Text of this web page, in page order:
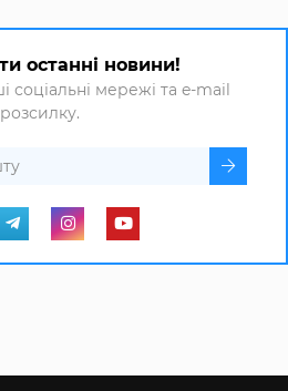
останні новини!
соціальні мережі та e-mail
розсилку.